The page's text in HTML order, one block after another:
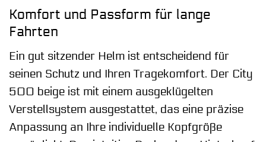
Komfort und Passform für lange
Fahrten
Ein gut sitzender Helm ist entscheidend für
seinen Schutz und Ihren Tragekomfort. Der City
500 beige ist mit einem ausgeklügelten
Verstellsystem ausgestattet, das eine präzise
Anpassung an Ihre individuelle Kopfgröße